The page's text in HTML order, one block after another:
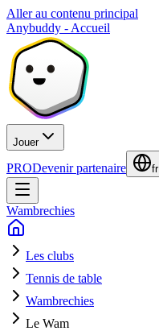
Aller au contenu principal
Anybuddy - Accueil
Jouer
PRODevenir partenaire fr
Wambrechies
Les clubs
Tennis de table
Wambrechies
Le Wam